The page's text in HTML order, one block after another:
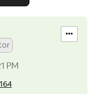
PM